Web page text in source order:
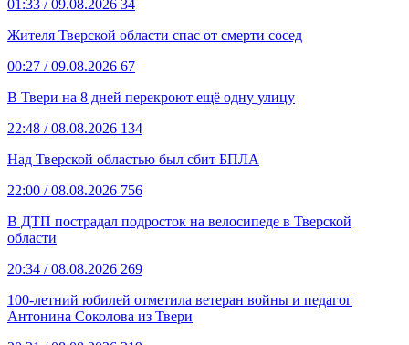
01:33 / 09.08.2026 34
Жителя Тверской области спас от смерти сосед
00:27 / 09.08.2026 67
В Твери на 8 дней перекроют ещё одну улицу
22:48 / 08.08.2026 134
Над Тверской областью был сбит БПЛА
22:00 / 08.08.2026 756
В ДТП пострадал подросток на велосипеде в Тверской
области
20:34 / 08.08.2026 269
100-летний юбилей отметила ветеран войны и педагог
Антонина Соколова из Твери